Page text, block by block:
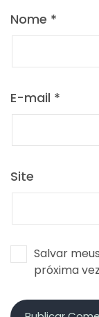
Nome *
E-mail *
Site
Salvar
próxima